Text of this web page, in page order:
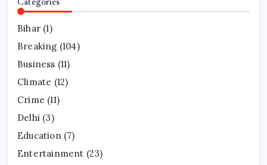
Bihar (1)
Breaking (104)
Business (11)
Climate (12)
Crime (11)
Delhi (3)
Education(7)
Entertainment (23)